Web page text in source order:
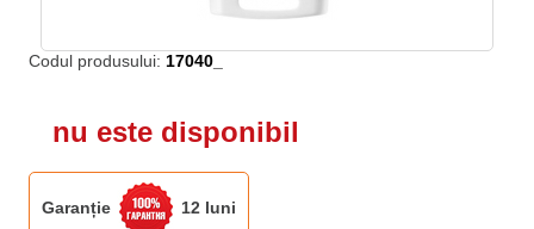
Codul produsului: 17040_
nu este disponibil
Garanție 12 luni